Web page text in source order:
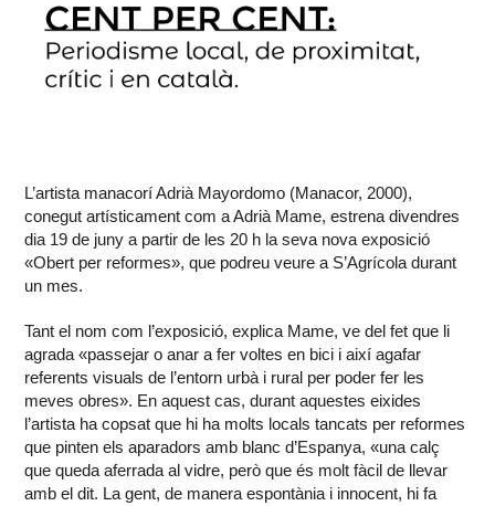
L’artista manacorí Adrià Mayordomo (Manacor, 2000),
conegut artísticament com a Adrià Mame, estrena divendres
dia 19 de juny a partir de les 20 h la seva nova exposició
«Obert per reformes», que podreu veure a S’Agrícola durant
un mes.
Tant el nom com l’exposició, explica Mame, ve del fet que li
agrada «passejar o anar a fer voltes en bici i així agafar
referents visuals de l’entorn urbà i rural per poder fer les
meves obres». En aquest cas, durant aquestes eixides
l’artista ha copsat que hi ha molts locals tancats per reformes
que pinten els aparadors amb blanc d’Espanya, «una calç
que queda aferrada al vidre, però que és molt fàcil de llevar
amb el dit. La gent, de manera espontània i innocent, hi fa